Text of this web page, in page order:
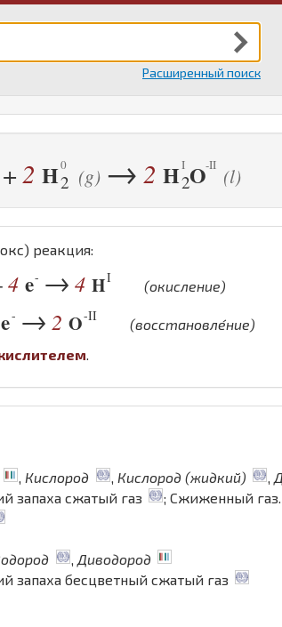
Расширенный поиск
+2 H2 (g) → 2 H2O (l)
реакция:
4 e- → 4 HI
(окисление)
e- → 2 O-II
(восстановле́ние)
.
, Кислород , Кислород (жидкий) ,
запаха сжатый газ
; Сжиженный газ.
Диводород
запаха бесцветный сжатый газ